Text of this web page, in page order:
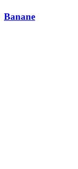
Banane